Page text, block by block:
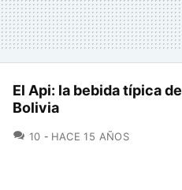
El Api: la bebida típica de
Bolivia
10 COMENTARIOS
HACE 15 AÑOS